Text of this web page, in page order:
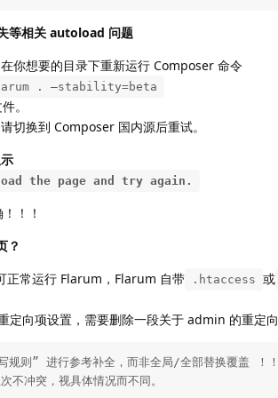
等相关 autoload 问题
你想要的目录下重新运行 Composer 命令
. –stability=beta
。
切换到 Composer 国内源后重试。
the page and try again.
！！
？
正常运行 Flarum，Flarum 自带
.htaccess 或
向项设置，需要删除一段关于 admin 的重定向
规则” 进行参考补全，而非全局/全部替换覆盖 ！！
不冲突，视具体情况而不同。